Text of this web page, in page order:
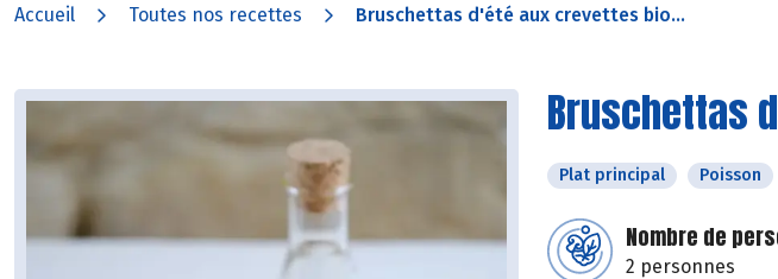
Accueil Toutes nos recettes Bruschettas d'été aux crevettes bio...
Bruschettas
Plat principal Poisson
Nombre de
2 personnes